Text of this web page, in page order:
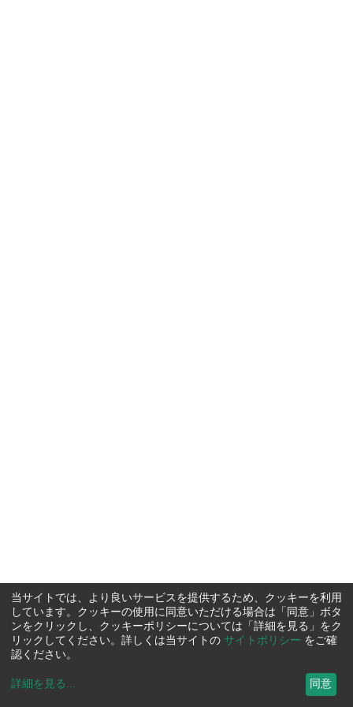
当サイトでは、より良いサービスを提供するため、クッキーを利用
しています。クッキーの使用に同意いただける場合は「同意」ボタ
ンをクリックし、クッキーポリシーについては「詳細を見る」をク
リックしてください。詳しくは当サイトの サイトポリシー をご確
認ください。
詳細を見る ... 同意